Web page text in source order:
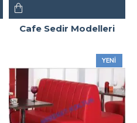
Cafe Sedir Modelleri
YENI